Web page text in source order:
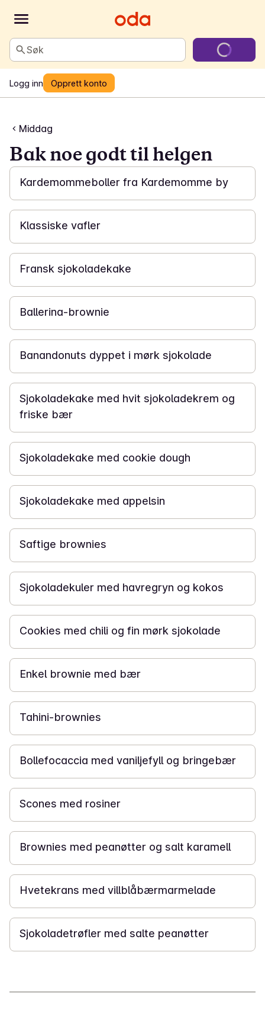
Søk
Logg inn Opprett konto
Middag
Bak noe godt til helgen
1 t 30 min
Kardemommeboller fra Kardemomme by
1 t
Klassiske vafler
1 t
Fransk sjokoladekake
45 min
Ballerina-brownie
30 min
Banandonuts dyppet i mørk sjokolade
14 t
Sjokoladekake med hvit sjokoladekrem og
friske bær
3 t
Sjokoladekake med cookie dough
6 t
Sjokoladekake med appelsin
1 t
Saftige brownies
15 min
Sjokoladekuler med havregryn og kokos
30 min
Cookies med chili og fin mørk sjokolade
40 min
Enkel brownie med bær
1 t
Tahini-brownies
3 t
Bollefocaccia med vaniljefyll og bringebær
20 min
Scones med rosiner
1 t
Brownies med peanøtter og salt karamell
1 t
Hvetekrans med villblåbærmarmelade
2 t
Sjokoladetrøfler med salte peanøtter